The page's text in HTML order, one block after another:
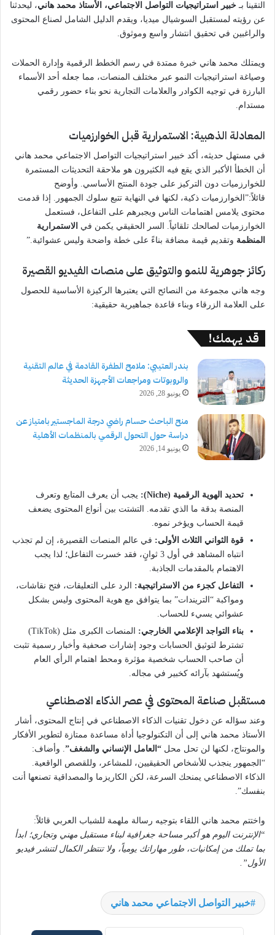
التقينا بـ خبير استراتيجيات التواصل الاجتماعي، الأستاذ محمد هاني، ليحدثنا
عن رؤيته لمستقبل السوشيال ميديا، ويقدم الدليل الشامل لصناع المحتوى
والراغبين في تحقيق انتشار واسع وموثوق.
ويمتلك محمد هاني خبرة ممتدة في رسم الخطط الرقمية وإدارة الحملات
وصياغة استراتيجيات النمو عبر مختلف المنصات، مما جعله أحد الأسماء
البارزة في توجيه الكوادر والعلامات التجارية نحو بناء حضور رقمي
مستدام.
المعادلة الذهبية: الاستمرارية قبل الخوارزميات
في مستهل حديثه، أكد خبير استراتيجيات التواصل الاجتماعي محمد هاني
أن الخطأ الأكبر الذي يقع فيه الكثيرون هو ملاحقة التحديثات المستمرة
للخوارزميات دون التركيز على جودة المنتج الأساسي. وأوضح
قائلاً:”الخوارزميات ذكية، لكنها في النهاية تتبع سلوك الجمهور. إذا قدمت
محتوى يلامس اهتمامات الناس ويجبرهم على التفاعل، فستعمل
الخوارزميات لصالحك تلقائياً. السر الحقيقي يكمن في الاستمرارية
المنظمة وتقديم قيمة مضافة بناءً على خطة واضحة وليس عشوائية.”
ركائز جوهرية للنمو والتوثيق على منصات الفيديو القصيرة
وجه هاني مجموعة من النصائح التي يعتبرها الركيزة الأساسية للحصول
على العلامة الزرقاء وبناء قاعدة جماهيرية حقيقية:
قد يهمك!
بندر العتيبي: ملامح الطفرة القادمة في عالم التقنية
والروبوتات ومراجعات الأجهزة الحديثة
يونيو 28, 2026
منح الباحث حسام راضي درجة الماجستير بامتياز عن
دراسة حول التحول الرقمي بالمنظمات الأهلية
يونيو 14, 2026
تحديد الهوية الرقمية (Niche):
يجب أن يعرف المتابع وتعرف
المنصة بدقة ما الذي تقدمه. التشتت بين أنواع المحتوى يضعف
قيمة الحساب ويؤخر نموه.
قوة الثواني الثلاث الأولى: في عالم المنصات القصيرة، إن لم تجذب
انتباه المشاهد في أول 3 ثوانٍ، فقد خسرت التفاعل؛ لذا يجب
الاهتمام بالمقدمات الجاذبة.
التفاعل كجزء من الاستراتيجية: الرد على التعليقات، فتح نقاشات،
ومواكبة “التريندات” بما يتوافق مع هوية المحتوى وليس بشكل
عشوائي يسيء للحساب.
بناء التواجد الإعلامي الخارجي:
المنصات الكبرى مثل (TikTok)
تشترط لتوثيق الحسابات وجود إشارات صحفية وأخبار رسمية تثبت
أن صاحب الحساب شخصية مؤثرة ومحط اهتمام الرأي العام
ويُستشهد بآرائه كخبير في مجاله.
مستقبل صناعة المحتوى في عصر الذكاء الاصطناعي
وعند سؤاله عن دخول تقنيات الذكاء الاصطناعي في إنتاج المحتوى، أشار
الأستاذ محمد هاني إلى أن التكنولوجيا أداة مساعدة ممتازة لتطوير الأفكار
والمونتاج، لكنها لن تحل محل “العامل الإنساني والشغف”. وأضاف:
“الجمهور ينجذب للأشخاص الحقيقيين، للمشاعر، وللقصص الواقعية.
الذكاء الاصطناعي يمنحك السرعة، لكن الكاريزما والمصداقية تصنعها أنت
بنفسك”.
واختتم محمد هاني اللقاء بتوجيه رسالة ملهمة للشباب العربي قائلاً:
“الإنترنت اليوم هو أكبر مساحة جغرافية لبناء مستقبل مهني وتجاري؛ ابدأ
بما تملك من إمكانيات، طور مهاراتك يومياً، ولا تنتظر الكمال لتنشر فيديو
الأول”.
خبير التواصل الاجتماعي محمد هاني